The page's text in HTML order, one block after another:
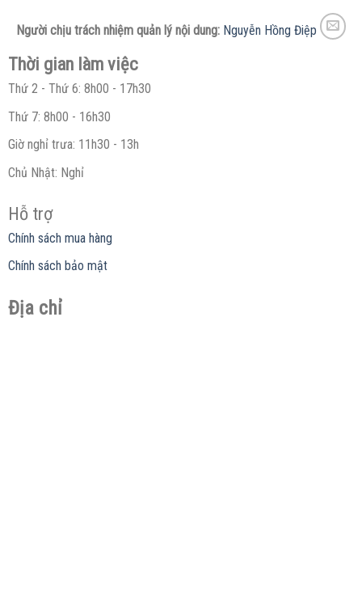
Người chịu trách nhiệm quản lý nội dung: Nguyễn Hồng Điệp
Thời gian làm việc
Thứ 2 - Thứ 6: 8h00 - 17h30
Thứ 7: 8h00 - 16h30
Giờ nghỉ trưa: 11h30 - 13h
Chủ Nhật: Nghỉ
Hỗ trợ
Chính sách mua hàng
Chính sách bảo mật
Địa chỉ